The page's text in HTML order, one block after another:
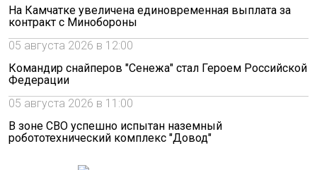
На Камчатке увеличена единовременная выплата за
контракт с Минобороны
05 августа 2026 в 12:00
Командир снайперов "Сенежа" стал Героем Российской
Федерации
05 августа 2026 в 11:00
В зоне СВО успешно испытан наземный
робототехнический комплекс "Довод"